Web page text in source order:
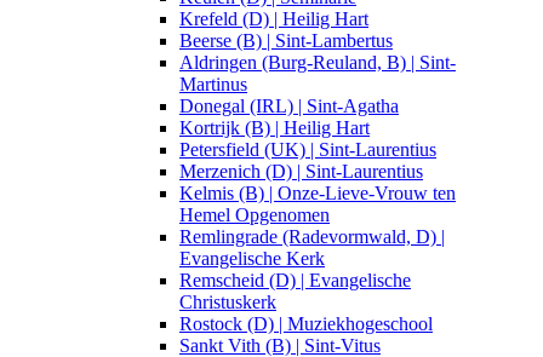
Krefeld (D) | Heilig Hart
Beerse (B) | Sint-Lambertus
Aldringen (Burg-Reuland, B) | Sint-
Martinus
Donegal (IRL) | Sint-Agatha
Kortrijk (B) | Heilig Hart
Petersfield (UK) | Sint-Laurentius
Merzenich (D) | Sint-Laurentius
Kelmis (B) | Onze-Lieve-Vrouw ten
Hemel Opgenomen
Remlingrade (Radevormwald, D) |
Evangelische Kerk
Remscheid (D) | Evangelische
Christuskerk
Rostock (D) | Muziekhogeschool
Sankt Vith (B) | Sint-Vitus